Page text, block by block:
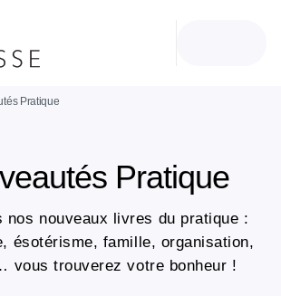
Pratique
Pratique
nos nouveaux livres du pratique :
ésotérisme, famille, organisation,
vous trouverez votre bonheur !